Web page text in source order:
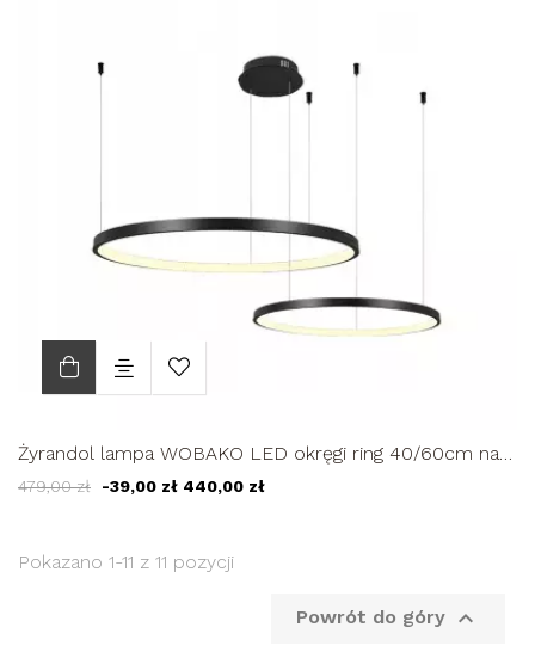
Żyrandol lampa WOBAKO LED okręgi ring 40/60cm nad
stół do jadalni...
479,00 zł -39,00 zł 440,00 zł
Pokazano 1-11 z 11 pozycji
Powrót do góry 